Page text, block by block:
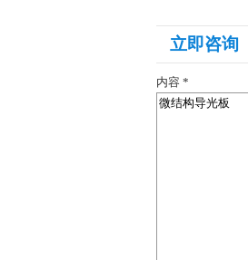
立即咨询
内容 *